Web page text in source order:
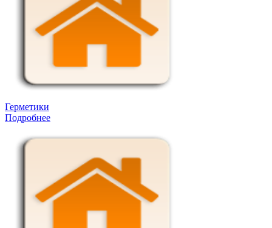
Герметики
Подробнее